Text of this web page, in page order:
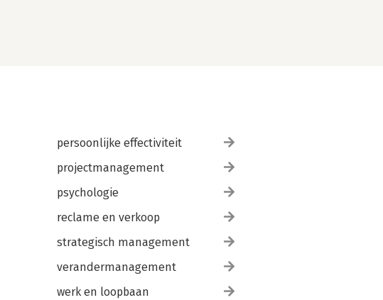
persoonlijke effectiviteit
projectmanagement
psychologie
reclame en verkoop
strategisch management
verandermanagement
werk en loopbaan